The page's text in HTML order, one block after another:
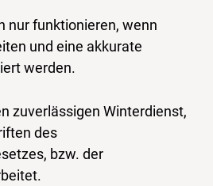
nur funktionieren, wenn
und eine akkurate
werden.
zuverlässigen Winterdienst,
des
bzw. der